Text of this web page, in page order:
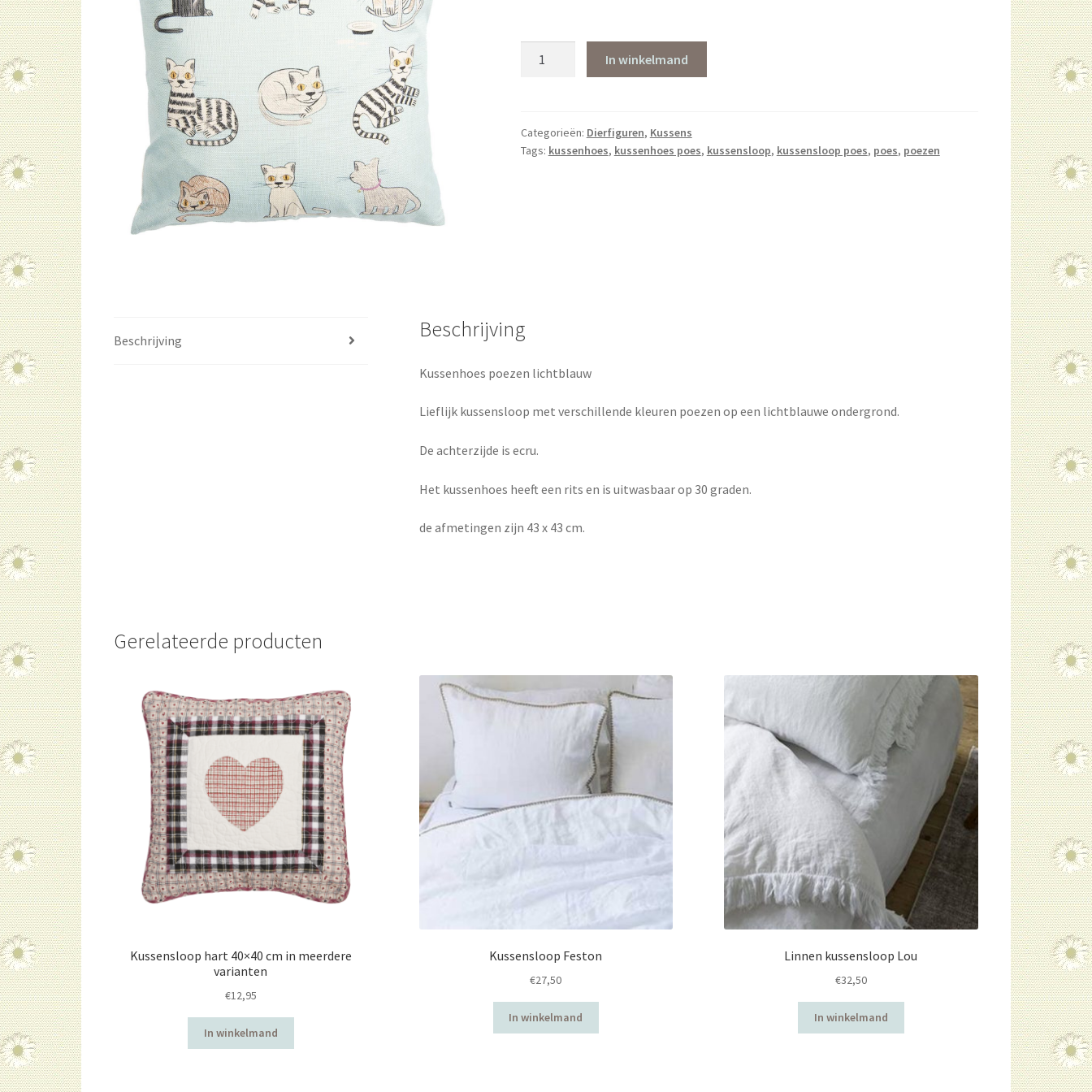
In winkelmand
Categorieën: Dierfiguren, Kussens
Tags: kussenhoes, kussenhoes poes, kussensloop, kussensloop poes, poes, poezen
Beschrijving Beschrijving
Kussenhoes poezen lichtblauw
Lieflijk kussensloop met verschillende kleuren poezen op een lichtblauwe ondergrond.
De achterzijde is ecru.
Het kussenhoes heeft een rits en is uitwasbaar op 30 graden.
de afmetingen zijn 43 x 43 cm.
Gerelateerde producten
Kussensloop hart 40×40 cm in meerdere
varianten
€12,95
In winkelmand
Kussensloop Feston
€27,50
In winkelmand
Linnen kussensloop Lou
€32,50
In winkelmand